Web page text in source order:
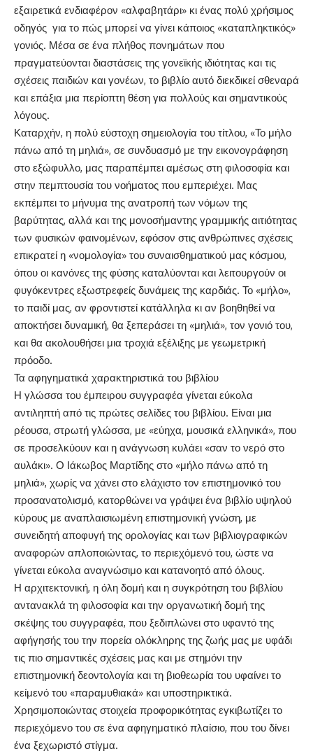
εξαιρετικά ενδιαφέρον «αλφαβητάρι» κι ένας πολύ χρήσιμος
οδηγός για το πώς μπορεί να γίνει κάποιος «καταπληκτικός»
γονιός. Μέσα σε ένα πλήθος πονημάτων που
πραγματεύονται διαστάσεις της γονεϊκής ιδιότητας και τις
σχέσεις παιδιών και γονέων, το βιβλίο αυτό διεκδικεί σθεναρά
και επάξια μια περίοπτη θέση για πολλούς και σημαντικούς
λόγους.
Καταρχήν, η πολύ εύστοχη σημειολογία του τίτλου, «Το μήλο
πάνω από τη μηλιά», σε συνδυασμό με την εικονογράφηση
στο εξώφυλλο, μας παραπέμπει αμέσως στη φιλοσοφία και
στην πεμπτουσία του νοήματος που εμπεριέχει. Μας
εκπέμπει το μήνυμα της ανατροπή των νόμων της
βαρύτητας, αλλά και της μονοσήμαντης γραμμικής αιτιότητας
των φυσικών φαινομένων, εφόσον στις ανθρώπινες σχέσεις
επικρατεί η «νομολογία» του συναισθηματικού μας κόσμου,
όπου οι κανόνες της φύσης καταλύονται και λειτουργούν οι
φυγόκεντρες εξωστρεφείς δυνάμεις της καρδιάς. Το «μήλο»,
το παιδί μας, αν φροντιστεί κατάλληλα κι αν βοηθηθεί να
αποκτήσει δυναμική, θα ξεπεράσει τη «μηλιά», τον γονιό του,
και θα ακολουθήσει μια τροχιά εξέλιξης με γεωμετρική
πρόοδο.
Τα αφηγηματικά χαρακτηριστικά του βιβλίου
Η γλώσσα του έμπειρου συγγραφέα γίνεται εύκολα
αντιληπτή από τις πρώτες σελίδες του βιβλίου. Είναι μια
ρέουσα, στρωτή γλώσσα, με «εύηχα, μουσικά ελληνικά», που
σε προσελκύουν και η ανάγνωση κυλάει «σαν το νερό στο
αυλάκι». Ο Ιάκωβος Μαρτίδης στο «μήλο πάνω από τη
μηλιά», χωρίς να χάνει στο ελάχιστο τον επιστημονικό του
προσανατολισμό, κατορθώνει να γράψει ένα βιβλίο υψηλού
κύρους με αναπλαισιωμένη επιστημονική γνώση, με
συνειδητή αποφυγή της ορολογίας και των βιβλιογραφικών
αναφορών απλοποιώντας, το περιεχόμενό του, ώστε να
γίνεται εύκολα αναγνώσιμο και κατανοητό από όλους.
Η αρχιτεκτονική, η όλη δομή και η συγκρότηση του βιβλίου
αντανακλά τη φιλοσοφία και την οργανωτική δομή της
σκέψης του συγγραφέα, που ξεδιπλώνει στο υφαντό της
αφήγησής του την πορεία ολόκληρης της ζωής μας με υφάδι
τις πιο σημαντικές σχέσεις μας και με στημόνι την
επιστημονική δεοντολογία και τη βιοθεωρία του υφαίνει το
κείμενό του «παραμυθιακά» και υποστηρικτικά.
Χρησιμοποιώντας στοιχεία προφορικότητας εγκιβωτίζει το
περιεχόμενο του σε ένα αφηγηματικό πλαίσιο, που του δίνει
ένα ξεχωριστό στίγμα.